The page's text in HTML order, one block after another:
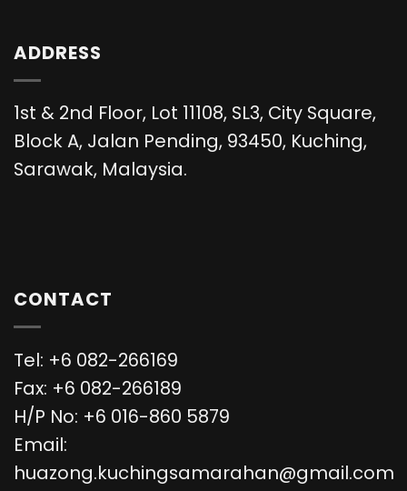
ADDRESS
1st & 2nd Floor, Lot 11108, SL3, City Square,
Block A, Jalan Pending, 93450, Kuching,
Sarawak, Malaysia.
CONTACT
Tel: +6 082-266169
Fax: +6 082-266189
H/P No: +6 016-860 5879
Email:
huazong.kuchingsamarahan@gmail.com